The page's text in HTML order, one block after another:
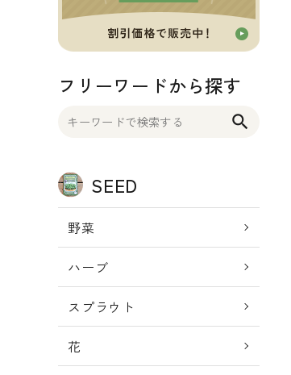
OTHER 雑貨
ご利用ガイド
プライバシーポリシー
特定商取引法について
お問い合わせ
ようこそ ゲスト 様
フリーワードから探す
search
SEED
野菜
ハーブ
スプラウト
花